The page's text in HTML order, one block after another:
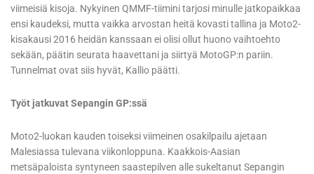
viimeisiä kisoja. Nykyinen QMMF-tiimini tarjosi minulle jatkopaikkaa
ensi kaudeksi, mutta vaikka arvostan heitä kovasti tallina ja Moto2-
kisakausi 2016 heidän kanssaan ei olisi ollut huono vaihtoehto
sekään, päätin seurata haavettani ja siirtyä MotoGP:n pariin.
Tunnelmat ovat siis hyvät, Kallio päätti.
Työt jatkuvat Sepangin GP:ssä
Moto2-luokan kauden toiseksi viimeinen osakilpailu ajetaan
Malesiassa tulevana viikonloppuna. Kaakkois-Aasian
metsäpaloista syntyneen saastepilven alle sukeltanut Sepangin